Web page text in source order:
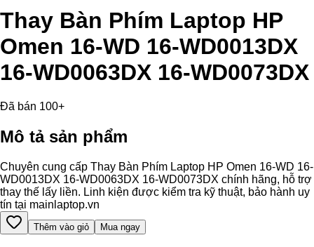
Thay Bàn Phím Laptop HP
Omen 16-WD 16-WD0013DX
16-WD0063DX 16-WD0073DX
Đã bán 100+
Mô tả sản phẩm
Chuyên cung cấp Thay Bàn Phím Laptop HP Omen 16-WD 16-
WD0013DX 16-WD0063DX 16-WD0073DX chính hãng, hỗ trợ
thay thế lấy liền. Linh kiện được kiểm tra kỹ thuật, bảo hành uy
tín tại mainlaptop.vn
Thêm vào giỏ Mua ngay